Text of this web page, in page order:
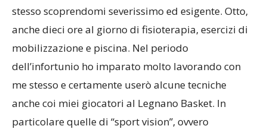
stesso scoprendomi severissimo ed esigente. Otto,
anche dieci ore al giorno di fisioterapia, esercizi di
mobilizzazione e piscina. Nel periodo
dell’infortunio ho imparato molto lavorando con
me stesso e certamente userò alcune tecniche
anche coi miei giocatori al Legnano Basket. In
particolare quelle di “sport vision”, ovvero